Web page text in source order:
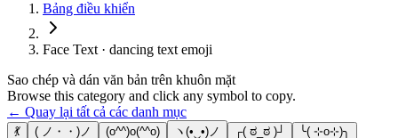
Bảng điều khiển
Face Text · dancing text emoji
Sao chép và dán văn bản trên khuôn mặt
Browse this category and click any symbol to copy.
← Quay lại tất cả các danh mục
💃 ( ノ・・)ノ (o^^)o(^^o) ヽ(•‿•)ノ ┌( ಠ_ಠ )┘ ╰( ⊹o⊹)╮